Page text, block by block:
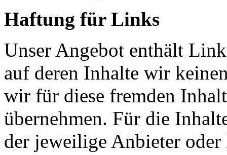
Haftung für Links
Unser Angebot enthält
auf deren Inhalte wir
wir für diese fremden
übernehmen. Für die
der jeweilige Anbieter oder